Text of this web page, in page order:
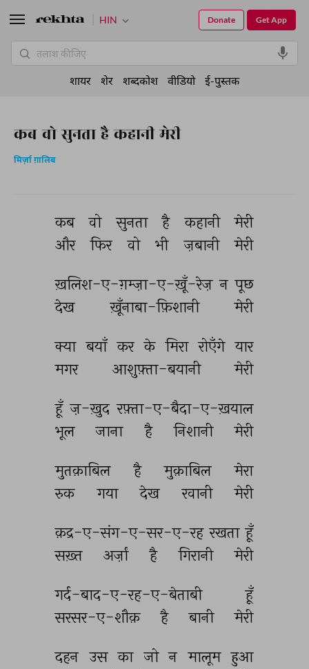
कब वो सुनता है कहानी मेरी
मिर्ज़ा ग़ालिब
कब वो सुनता है कहानी
मेरी
और
फिर वो भी ज़बानी मेरी
ख़लिश-ए-ग़म्ज़ा-ए-ख़ूँ-रेज़ न पूछ
देख
ख़ूँनाबा-फ़िशानी मेरी
क्या बयाँ कर के मिरा रोएँगे यार
मगर
आशुफ़्ता-बयानी मेरी
हूँ ज़-ख़ुद रफ़्ता-ए-बैदा-ए-ख़याल
भूल
जाना है निशानी मेरी
मुतक़ाबिल है मुक़ाबिल
मेरा
रुक
गया देख रवानी मेरी
क़द्र-ए-संग-ए-सर-ए-रह रखता हूँ
सख़्त
अर्ज़ां है गिरानी मेरी
गर्द-बाद-ए-रह-ए-बेताबी
हूँ
सरसर-ए-शौक़
है बानी मेरी
दहन उस का जो न मालूम हुआ
HIN Get App
Donate
शायर शेर शब्दकोश वीडियो ई-पुस्तक